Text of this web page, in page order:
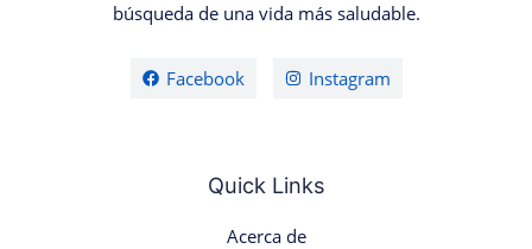
búsqueda de una vida más saludable.
Facebook Instagram
Quick Links
Acerca de